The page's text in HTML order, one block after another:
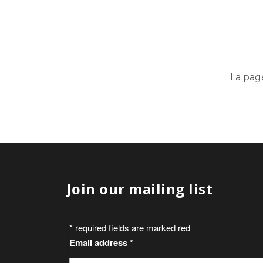
La
Join our mailing list